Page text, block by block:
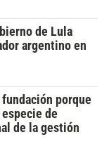
de Lula
argentino en
porque
de
de la gestión